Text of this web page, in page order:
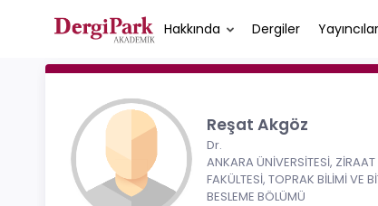
Hakkında Dergiler Yayıncılar
Reşat Akgöz
Dr.
ANKARA ÜNİVERSİTESİ, ZİRAAT
FAKÜLTESİ, TOPRAK BİLİMİ VE
BESLEME BÖLÜMÜ